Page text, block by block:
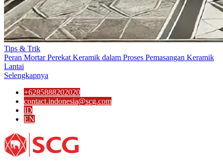
Tips & Trik
Peran Mortar Perekat Keramik dalam Proses Pemasangan Keramik
Lantai
Selengkapnya
+6285888202020
contact.indonesia@scg.com
ID
EN